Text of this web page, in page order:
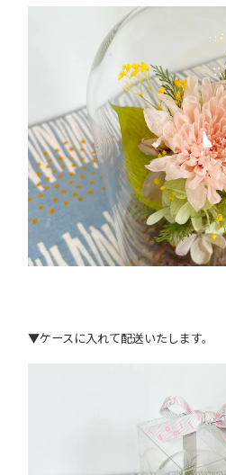
▼ケースに入れて配送いたします。